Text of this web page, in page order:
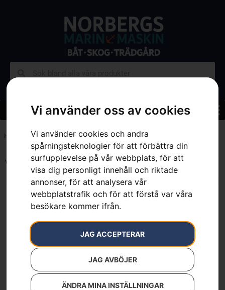
Vi använder oss av cookies
Vi använder cookies och andra
spårningsteknologier för att förbättra din
surfupplevelse på vår webbplats, för att
visa dig personligt innehåll och riktade
annonser, för att analysera vår
webbplatstrafik och för att förstå var våra
besökare kommer ifrån.
JAG ACCEPTERAR
JAG AVBÖJER
ÄNDRA MINA INSTÄLLNINGAR
Hem 3.3 mm
Visar alla 9 resultat